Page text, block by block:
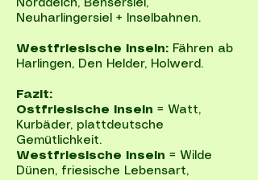
Norddeich, Bensersiel,
Neuharlingersiel + Inselbahnen.
Westfriesische Inseln: Fähren ab
Harlingen, Den Helder, Holwerd.
Fazit:
Ostfriesische Inseln = Watt,
Kurbäder, plattdeutsche
Gemütlichkeit.
Westfriesische Inseln = Wilde
Dünen, friesische Lebensart,